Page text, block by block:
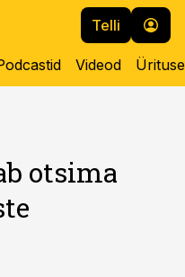
Telli
Videod
otsima